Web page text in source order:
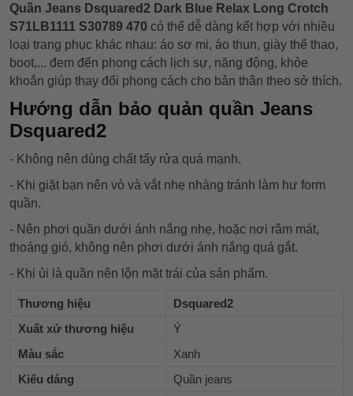
Quần Jeans Dsquared2 Dark Blue Relax Long Crotch
S71LB1111 S30789 470 có thể dễ dàng kết hợp với nhiều
loại trang phục khác nhau: áo sơ mi, áo thun, giày thể thao,
boot,... đem đến phong cách lịch sự, năng động, khỏe
khoắn giúp thay đổi phong cách cho bản thân theo sở thích.
Hướng dẫn bảo quản quần Jeans
Dsquared2
- Không nên dùng chất tẩy rửa quá mạnh.
- Khi giặt bạn nên vò và vắt nhẹ nhàng tránh làm hư form
quần.
- Nên phơi quần dưới ánh nắng nhẹ, hoặc nơi râm mát,
thoáng gió, không nên phơi dưới ánh nắng quá gắt.
- Khi ủi là quần nên lộn mặt trái của sản phẩm.
Thương hiệu
Dsquared2
Xuất xứ thương hiệu
Ý
Màu sắc
Xanh
Kiểu dáng
Quần jeans